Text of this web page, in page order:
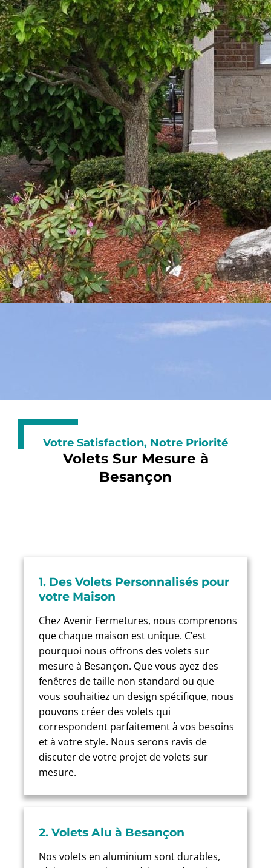
Votre Satisfaction, Notre Priorité
Volets Sur Mesure à
Besançon
1. Des Volets Personnalisés pour
votre Maison
Chez Avenir Fermetures, nous comprenons
que chaque maison est unique. C’est
pourquoi nous offrons des volets sur
mesure à Besançon. Que vous ayez des
fenêtres de taille non standard ou que
vous souhaitiez un design spécifique, nous
pouvons créer des volets qui
correspondent parfaitement à vos besoins
et à votre style. Nous serons ravis de
discuter de votre projet de volets sur
mesure.
2. Volets Alu à Besançon
Nos volets en aluminium sont durables,